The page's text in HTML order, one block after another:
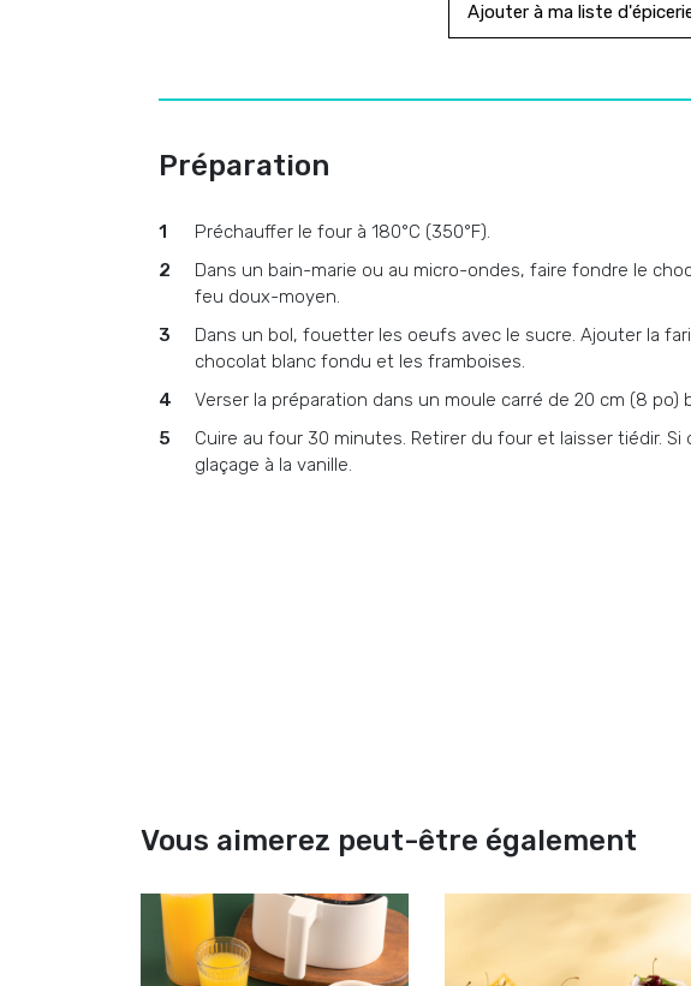
Ajouter à ma liste
Préparation
Préchauffer le four à 180°C (350°F).
Dans un bain-marie ou au micro-ondes, faire fondre le
feu doux-moyen.
Dans un bol, fouetter les oeufs avec le sucre. Ajouter la
chocolat blanc fondu et les framboises.
Verser la préparation dans un moule carré de 20 cm (8 po)
Cuire au four 30 minutes. Retirer du four et laisser tiédir. Si
glaçage à la vanille.
Vous aimerez peut-être également